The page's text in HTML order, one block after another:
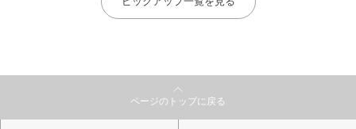
ページのトップに戻る